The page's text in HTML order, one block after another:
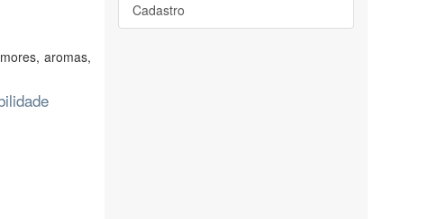
aromas,
Cadastro